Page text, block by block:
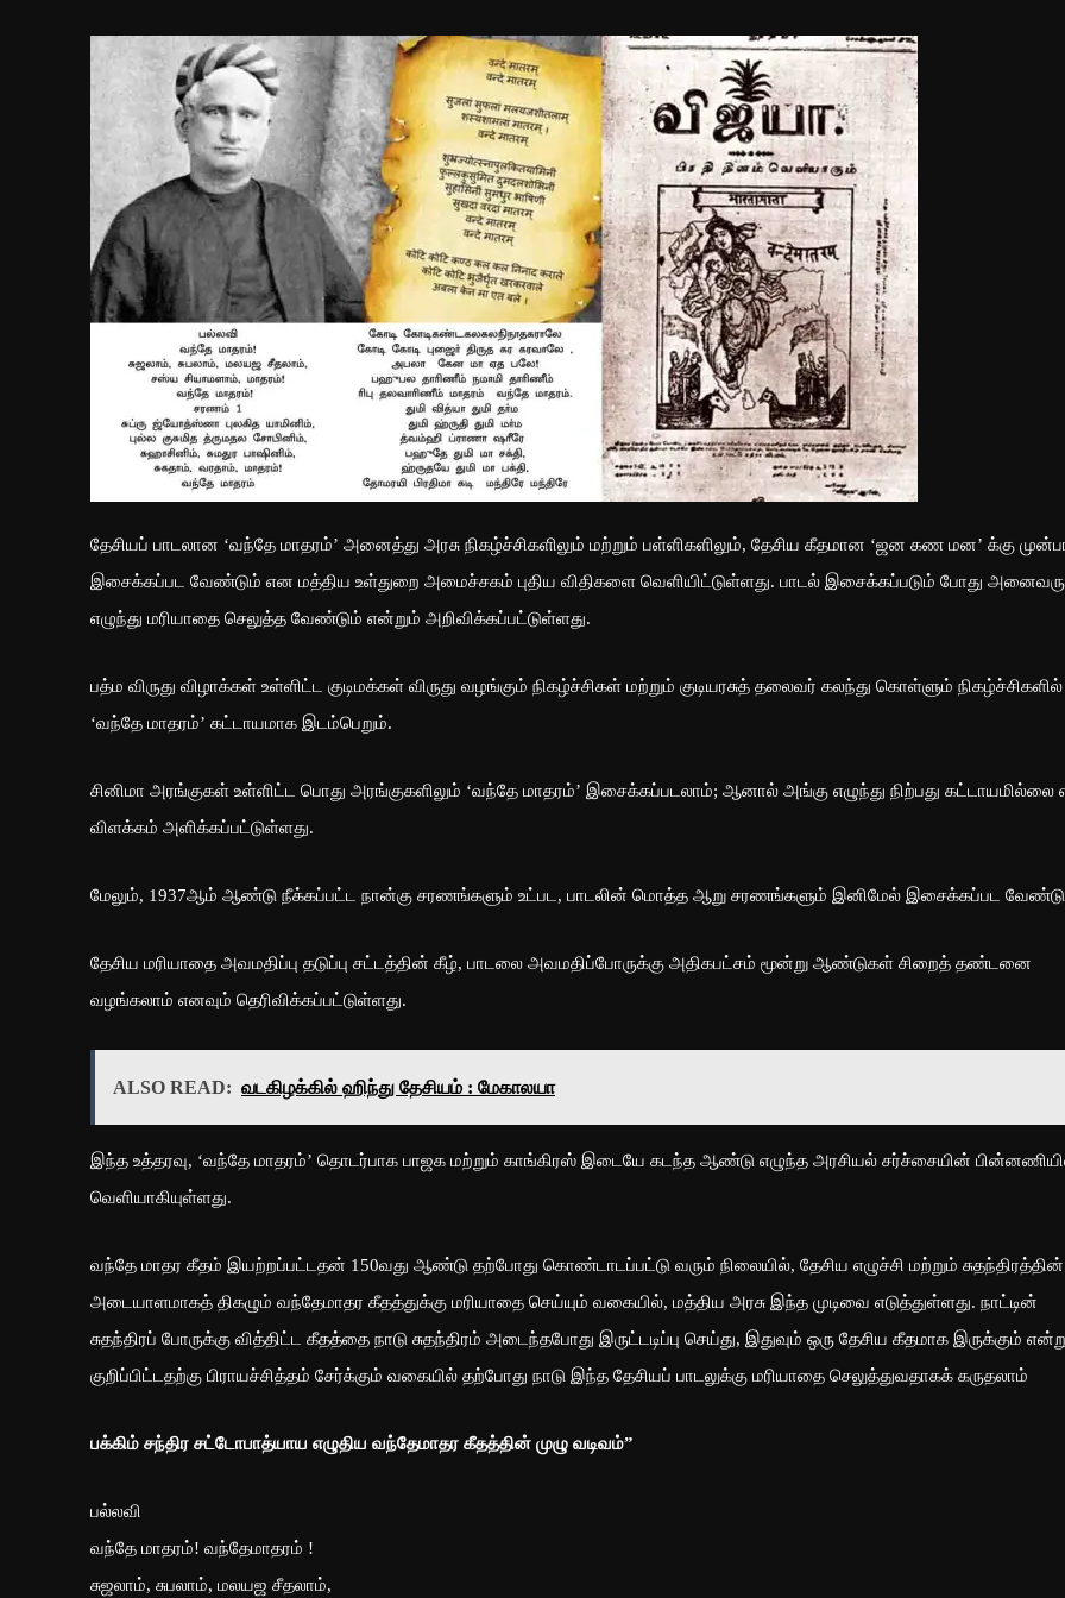
தேசியப் பாடலான ‘வந்தே மாதரம்’ அனைத்து அரசு நிகழ்ச்சிகளிலும் மற்றும் பள்ளிகளிலும், தேசிய கீதமான ‘ஜன கண மன’ க்கு
இசைக்கப்பட வேண்டும் என மத்திய உள்துறை அமைச்சகம் புதிய விதிகளை வெளியிட்டுள்ளது. பாடல் இசைக்கப்படும் போது
எழுந்து மரியாதை செலுத்த வேண்டும் என்றும் அறிவிக்கப்பட்டுள்ளது.
பத்ம விருது விழாக்கள் உள்ளிட்ட குடிமக்கள் விருது வழங்கும் நிகழ்ச்சிகள் மற்றும் குடியரசுத் தலைவர் கலந்து கொள்ளும் நிகழ்ச்சிகளில்
‘வந்தே மாதரம்’ கட்டாயமாக இடம்பெறும்.
சினிமா அரங்குகள் உள்ளிட்ட பொது அரங்குகளிலும் ‘வந்தே மாதரம்’ இசைக்கப்படலாம்; ஆனால் அங்கு எழுந்து நிற்பது கட்டாயமில்லை
விளக்கம் அளிக்கப்பட்டுள்ளது.
மேலும், 1937ஆம் ஆண்டு நீக்கப்பட்ட நான்கு சரணங்களும் உட்பட, பாடலின் மொத்த ஆறு சரணங்களும் இனிமேல் இசைக்கப்பட
தேசிய மரியாதை அவமதிப்பு தடுப்பு சட்டத்தின் கீழ், பாடலை அவமதிப்போருக்கு அதிகபட்சம் மூன்று ஆண்டுகள் சிறைத் தண்டனை
வழங்கலாம் எனவும் தெரிவிக்கப்பட்டுள்ளது.
ALSO READ: வடகிழக்கில் ஹிந்து தேசியம் : மேகாலயா
இந்த உத்தரவு, ‘வந்தே மாதரம்’ தொடர்பாக பாஜக மற்றும் காங்கிரஸ் இடையே கடந்த ஆண்டு எழுந்த அரசியல் சர்ச்சையின்
வெளியாகியுள்ளது.
வந்தே மாதர கீதம் இயற்றப்பட்டதன் 150வது ஆண்டு தற்போது கொண்டாடப்பட்டு வரும் நிலையில், தேசிய எழுச்சி மற்றும் சுதந்திரத்தின்
அடையாளமாகத் திகழும் வந்தேமாதர கீதத்துக்கு மரியாதை செய்யும் வகையில், மத்திய அரசு இந்த முடிவை எடுத்துள்ளது. நாட்டின்
சுதந்திரப் போருக்கு வித்திட்ட கீதத்தை நாடு சுதந்திரம் அடைந்தபோது இருட்டடிப்பு செய்து, இதுவும் ஒரு தேசிய கீதமாக இருக்கும்
குறிப்பிட்டதற்கு பிராயச்சித்தம் சேர்க்கும் வகையில் தற்போது நாடு இந்த தேசியப் பாடலுக்கு மரியாதை செலுத்துவதாகக் கருதலாம்
பக்கிம் சந்திர சட்டோபாத்யாய எழுதிய வந்தேமாதர கீதத்தின் முழு வடிவம்”
பல்லவி
வந்தே மாதரம்! வந்தேமாதரம் !
சுஜலாம், சுபலாம், மலயஜ சீதலாம்,